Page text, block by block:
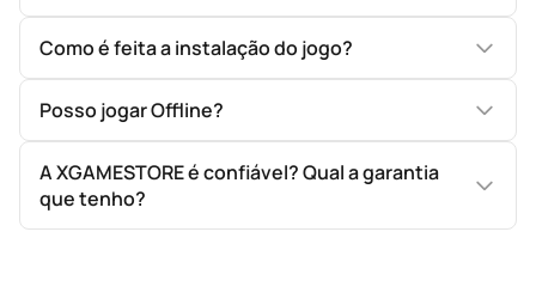
Como é feita a instalação do jogo?
Posso jogar Offline?
A XGAMESTORE é confiável? Qual a garantia
que tenho?